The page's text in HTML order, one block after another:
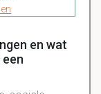
en wat